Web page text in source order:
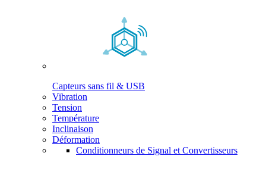
Capteurs sans fil & USB
Vibration
Tension
Température
Inclinaison
Déformation
Conditionneurs de Signal et Convertisseurs